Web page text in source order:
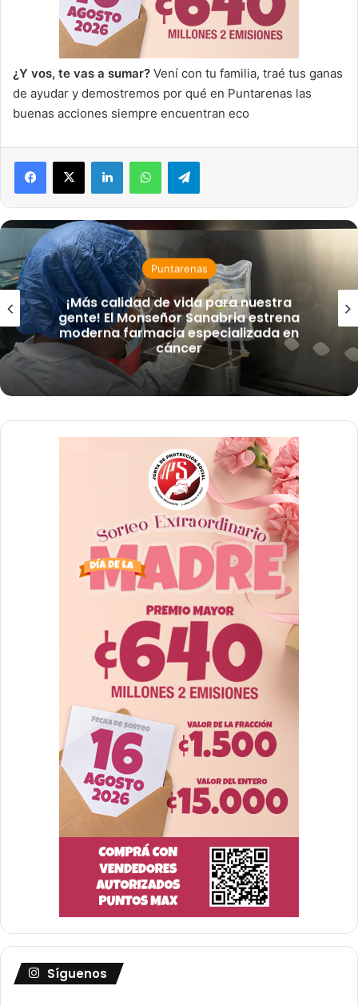
¿Y vos, te vas a sumar? Vení con tu familia, traé tus ganas
de ayudar y demostremos por qué en Puntarenas las
buenas acciones siempre encuentran eco
LinkedInWhatsAppTelegram
Puntarenas
¡Más calidad de vida para nuestra
gente! El Monseñor Sanabria estrena
moderna farmacia especializada en
cáncer
Síguenos